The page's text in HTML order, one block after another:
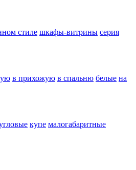
стиле шкафы-витрины серия
в прихожую в спальню белые на
купе малогабаритные